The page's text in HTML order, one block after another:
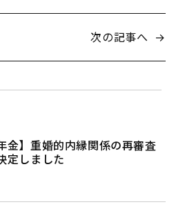
次の記事へ →
金】重婚的内縁関係の再審査
定しました